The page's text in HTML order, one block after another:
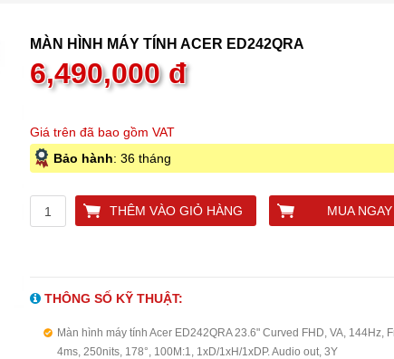
MÀN HÌNH MÁY TÍNH ACER ED242QRA
6,490,000đ
Giá trên đã bao gồm VAT
Bảo hành: 36 tháng
THÊM VÀO GIỎ HÀNG MUA NGAY
THÔNG SỐ KỸ THUẬT:
Màn hình máy tính Acer ED242QRA 23.6" Curved FHD, VA, 144Hz,
4ms, 250nits, 178°, 100M:1, 1xD/1xH/1xDP. Audio out, 3Y